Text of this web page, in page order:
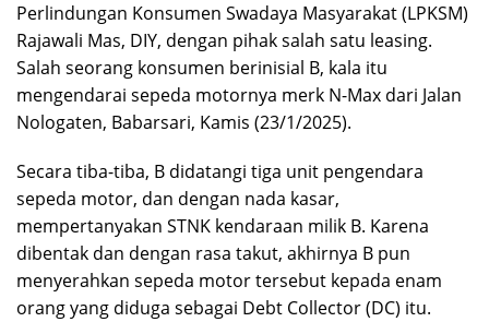
Perlindungan Konsumen Swadaya Masyarakat (LPKSM)
Rajawali Mas, DIY, dengan pihak salah satu leasing.
Salah seorang konsumen berinisial B, kala itu
mengendarai sepeda motornya merk N-Max dari Jalan
Nologaten, Babarsari, Kamis (23/1/2025).
Secara tiba-tiba, B didatangi tiga unit pengendara
sepeda motor, dan dengan nada kasar,
mempertanyakan STNK kendaraan milik B. Karena
dibentak dan dengan rasa takut, akhirnya B pun
menyerahkan sepeda motor tersebut kepada enam
orang yang diduga sebagai Debt Collector (DC) itu.